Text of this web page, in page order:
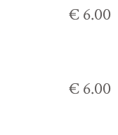
€ 6.00
€ 6.00